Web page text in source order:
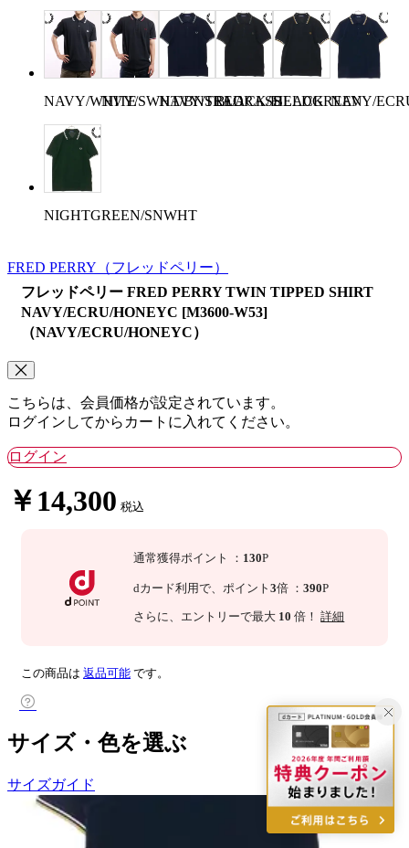
NAVY/WHITENVY/SWHT/BNTRED
NAVY/SEAGRASS
BLACK/FIELDGREEN
BLACK NAVY/
NIGHTGREEN/SNWHT
FRED PERRY （フレッドペリー）
フレッドペリー FRED PERRY TWIN TIPPED SHIRT
NAVY/ECRU/HONEYC [M3600-W53]
（NAVY/ECRU/HONEYC）
こちらは、会員価格が設定されています。
ログインしてからカートに入れてください。
ログイン
￥14,300 税込
通常獲得ポイント ： 130P
dカード利用で、ポイント3倍 ：390P
さらに、エントリーで最大 10 倍！詳細
この商品は 返品可能 です。
サイズ・色を選ぶ
サイズガイド